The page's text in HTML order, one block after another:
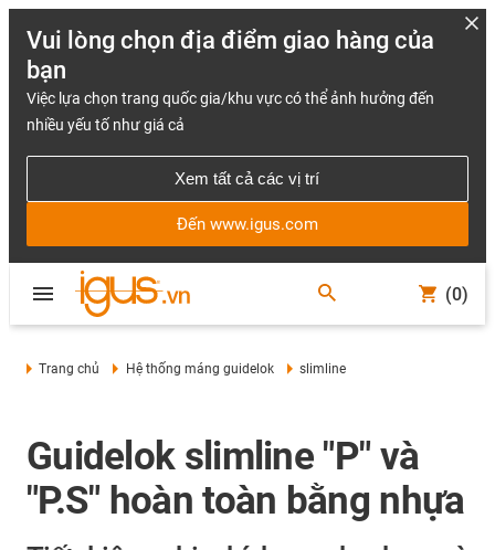
Vui lòng chọn địa điểm giao hàng của
bạn
Việc lựa chọn trang quốc gia/khu vực có thể ảnh hưởng đến
nhiều yếu tố như giá cả
Xem tất cả các vị trí
Đến www.igus.com
(0)
Trang chủ Hệ thống máng guidelok slimline
Guidelok slimline "P" và
"P.S" hoàn toàn bằng nhựa